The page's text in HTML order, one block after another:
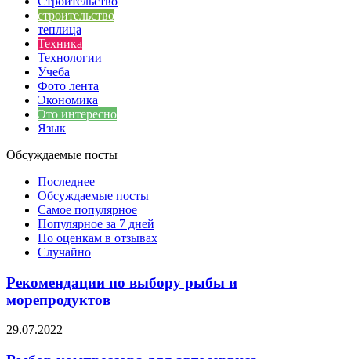
строительство
теплица
Техника
Технологии
Учеба
Фото лента
Экономика
Это интересно
Язык
Обсуждаемые посты
Последнее
Обсуждаемые посты
Самое популярное
Популярное за 7 дней
По оценкам в отзывах
Случайно
Рекомендации по выбору рыбы и
морепродуктов
29.07.2022